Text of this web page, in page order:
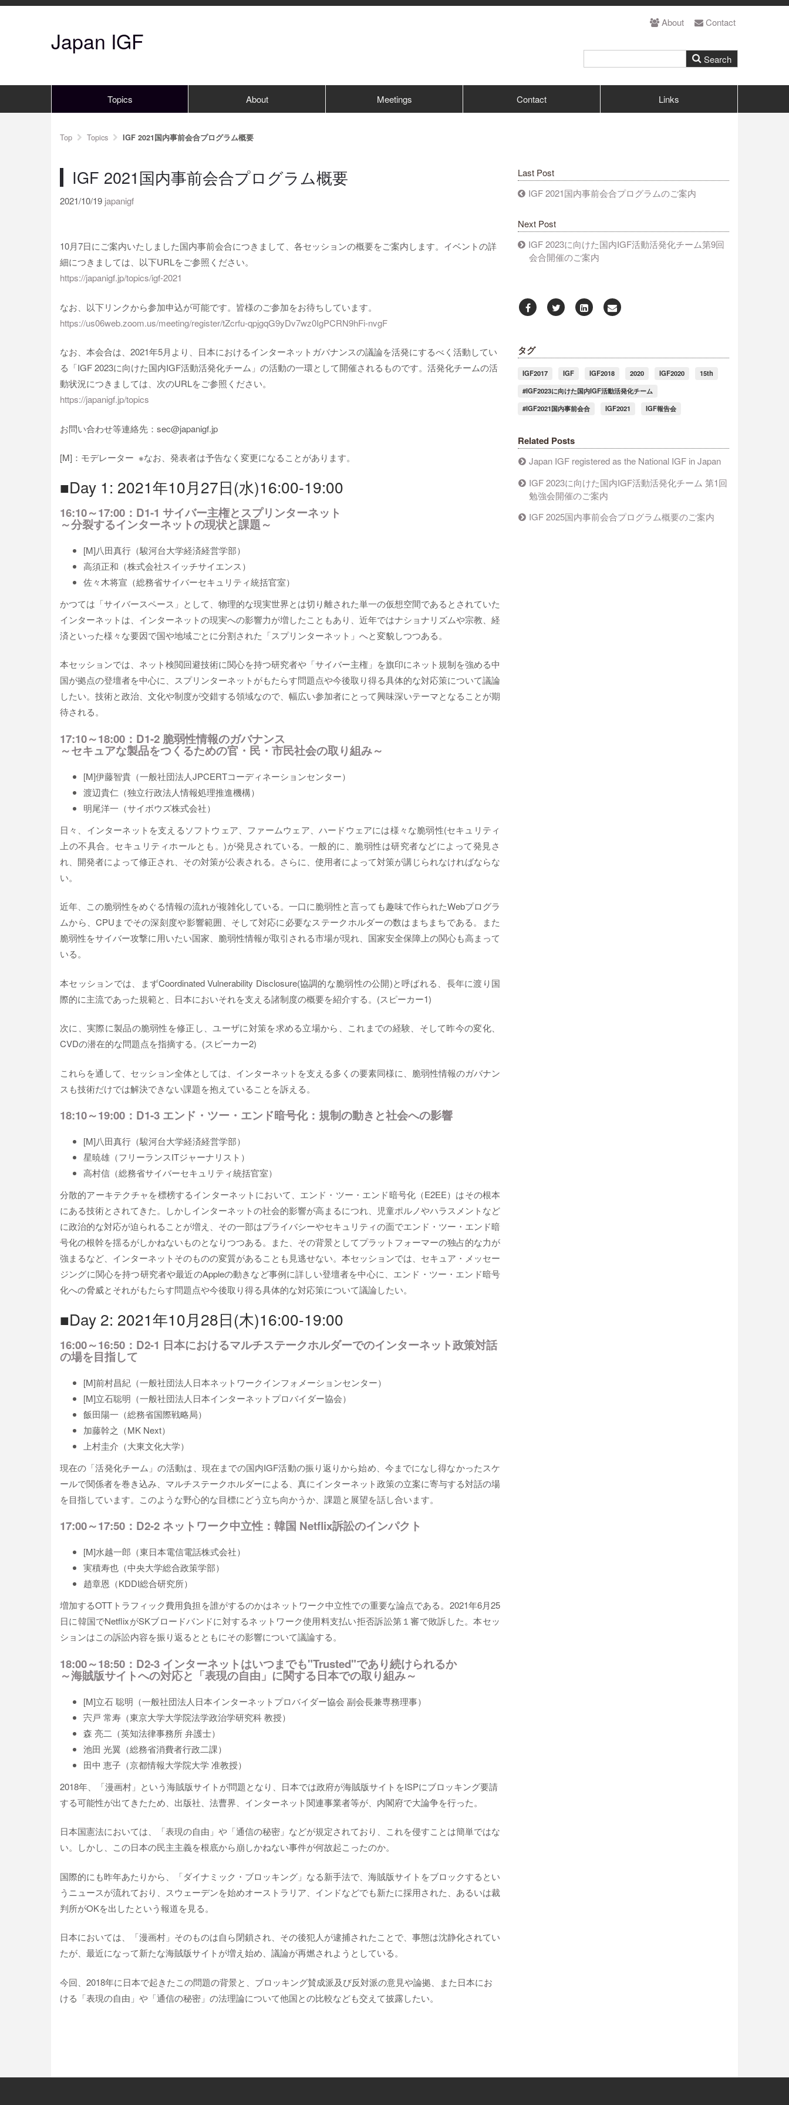
Japan IGF
About Contact
Topics About Meetings Contact Links
Top Topics IGF 2021国内事前会合プログラム概要
IGF 2021国内事前会合プログラム概要
2021/10/19 japanigf
10月7日にご案内いたしました国内事前会合につきまして、各セッションの概要をご案内します。イベントの詳
細につきましては、以下URLをご参照ください。
https://japanigf.jp/topics/igf-2021
なお、以下リンクから参加申込が可能です。皆様のご参加をお待ちしています。
https://us06web.zoom.us/meeting/register/tZcrfu-qpjgqG9yDv7wz0IgPCRN9hFi-nvgF
なお、本会合は、2021年5月より、日本におけるインターネットガバナンスの議論を活発にするべく活動してい
る「IGF 2023に向けた国内IGF活動活発化チーム」の活動の一環として開催されるものです。活発化チームの活
動状況につきましては、次のURLをご参照ください。
https://japanigf.jp/topics
お問い合わせ等連絡先：sec@japanigf.jp
[M]：モデレーター ※なお、発表者は予告なく変更になることがあります。
■Day 1: 2021年10月27日(水)16:00-19:00
16:10～17:00：D1-1 サイバー主権とスプリンターネット
～分裂するインターネットの現状と課題～
[M]八田真行（駿河台大学経済経営学部）
高須正和（株式会社スイッチサイエンス）
佐々木将宣（総務省サイバーセキュリティ統括官室）
かつては「サイバースペース」として、物理的な現実世界とは切り離された単一の仮想空間であるとされていた
インターネットは、インターネットの現実への影響力が増したこともあり、近年ではナショナリズムや宗教、経
済といった様々な要因で国や地域ごとに分割された「スプリンターネット」へと変貌しつつある。
本セッションでは、ネット検閲回避技術に関心を持つ研究者や「サイバー主権」を旗印にネット規制を強める中
国が拠点の登壇者を中心に、スプリンターネットがもたらす問題点や今後取り得る具体的な対応策について議論
したい。技術と政治、文化や制度が交錯する領域なので、幅広い参加者にとって興味深いテーマとなることが期
待される。
17:10～18:00：D1-2 脆弱性情報のガバナンス
～セキュアな製品をつくるための官・民・市民社会の取り組み～
[M]伊藤智貴（一般社団法人JPCERTコーディネーションセンター）
渡辺貴仁（独立行政法人情報処理推進機構）
明尾洋一（サイボウズ株式会社）
日々、インターネットを支えるソフトウェア、ファームウェア、ハードウェアには様々な脆弱性(セキュリティ
上の不具合。セキュリティホールとも。)が発見されている。一般的に、脆弱性は研究者などによって発見さ
れ、開発者によって修正され、その対策が公表される。さらに、使用者によって対策が講じられなければならな
い。
近年、この脆弱性をめぐる情報の流れが複雑化している。一口に脆弱性と言っても趣味で作られたWebプログラ
ムから、CPUまでその深刻度や影響範囲、そして対応に必要なステークホルダーの数はまちまちである。また
脆弱性をサイバー攻撃に用いたい国家、脆弱性情報が取引される市場が現れ、国家安全保障上の関心も高まって
いる。
本セッションでは、まずCoordinated Vulnerability Disclosure(協調的な脆弱性の公開)と呼ばれる、長年に渡り国
際的に主流であった規範と、日本においそれを支える諸制度の概要を紹介する。(スピーカー1)
次に、実際に製品の脆弱性を修正し、ユーザに対策を求める立場から、これまでの経験、そして昨今の変化、
CVDの潜在的な問題点を指摘する。(スピーカー2)
これらを通して、セッション全体としては、インターネットを支える多くの要素同様に、脆弱性情報のガバナン
スも技術だけでは解決できない課題を抱えていることを訴える。
18:10～19:00：D1-3 エンド・ツー・エンド暗号化：規制の動きと社会への影響
[M]八田真行（駿河台大学経済経営学部）
星暁雄（フリーランスITジャーナリスト）
高村信（総務省サイバーセキュリティ統括官室）
分散的アーキテクチャを標榜するインターネットにおいて、エンド・ツー・エンド暗号化（E2EE）はその根本
にある技術とされてきた。しかしインターネットの社会的影響が高まるにつれ、児童ポルノやハラスメントなど
に政治的な対応が迫られることが増え、その一部はプライバシーやセキュリティの面でエンド・ツー・エンド暗
号化の根幹を揺るがしかねないものとなりつつある。また、その背景としてプラットフォーマーの独占的な力が
強まるなど、インターネットそのものの変質があることも見逃せない。本セッションでは、セキュア・メッセー
ジングに関心を持つ研究者や最近のAppleの動きなど事例に詳しい登壇者を中心に、エンド・ツー・エンド暗号
化への脅威とそれがもたらす問題点や今後取り得る具体的な対応策について議論したい。
■Day 2: 2021年10月28日(木)16:00-19:00
16:00～16:50：D2-1 日本におけるマルチステークホルダーでのインターネット政策対話
の場を目指して
[M]前村昌紀（一般社団法人日本ネットワークインフォメーションセンター）
[M]立石聡明（一般社団法人日本インターネットプロバイダー協会）
飯田陽一（総務省国際戦略局）
加藤幹之（MK Next）
上村圭介（大東文化大学）
現在の「活発化チーム」の活動は、現在までの国内IGF活動の振り返りから始め、今までになし得なかったスケ
ールで関係者を巻き込み、マルチステークホルダーによる、真にインターネット政策の立案に寄与する対話の場
を目指しています。このような野心的な目標にどう立ち向かうか、課題と展望を話し合います。
17:00～17:50：D2-2 ネットワーク中立性：韓国 Netflix訴訟のインパクト
[M]水越一郎（東日本電信電話株式会社）
実積寿也（中央大学総合政策学部）
趙章恩（KDDI総合研究所）
増加するOTTトラフィック費用負担を誰がするのかはネットワーク中立性での重要な論点である。2021年6月25
日に韓国でNetflixがSKブロードバンドに対するネットワーク使用料支払い拒否訴訟第１審で敗訴した。本セッ
ションはこの訴訟内容を振り返るとともにその影響について議論する。
18:00～18:50：D2-3 インターネットはいつまでも"Trusted"であり続けられるか
～海賊版サイトへの対応と「表現の自由」に関する日本での取り組み～
[M]立石 聡明（一般社団法人日本インターネットプロバイダー協会 副会長兼専務理事）
宍戸 常寿（東京大学大学院法学政治学研究科 教授）
森 亮二（英知法律事務所 弁護士）
池田 光翼（総務省消費者行政二課）
田中 恵子（京都情報大学院大学 准教授）
2018年、「漫画村」という海賊版サイトが問題となり、日本では政府が海賊版サイトをISPにブロッキング要請
する可能性が出てきたため、出版社、法曹界、インターネット関連事業者等が、内閣府で大論争を行った。
日本国憲法においては、「表現の自由」や「通信の秘密」などが規定されており、これを侵すことは簡単ではな
い。しかし、この日本の民主主義を根底から崩しかねない事件が何故起こったのか。
国際的にも昨年あたりから、「ダイナミック・ブロッキング」なる新手法で、海賊版サイトをブロックするとい
うニュースが流れており、スウェーデンを始めオーストラリア、インドなどでも新たに採用された、あるいは裁
判所がOKを出したという報道を見る。
日本においては、「漫画村」そのものは自ら閉鎖され、その後犯人が逮捕されたことで、事態は沈静化されてい
たが、最近になって新たな海賊版サイトが増え始め、議論が再燃されようとしている。
今回、2018年に日本で起きたこの問題の背景と、ブロッキング賛成派及び反対派の意見や論拠、また日本にお
ける「表現の自由」や「通信の秘密」の法理論について他国との比較なども交えて披露したい。
Last Post
IGF 2021国内事前会合プログラムのご案内
Next Post
IGF 2023に向けた国内IGF活動活発化チーム第9回
会合開催のご案内
タグ
IGF2017 IGF IGF2018 2020 IGF2020
15th
#IGF2023に向けた国内IGF活動活発化チーム
#IGF2021国内事前会合
IGF2021 IGF報告会
Related Posts
Japan IGF registered as the National IGF in Japan
IGF 2023に向けた国内IGF活動活発化チーム 第1回
勉強会開催のご案内
IGF 2025国内事前会合プログラム概要のご案内